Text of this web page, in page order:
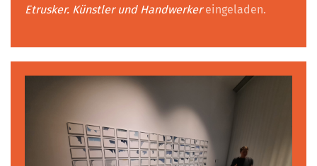
Etrusker. Künstler und Handwerkereingeladen.